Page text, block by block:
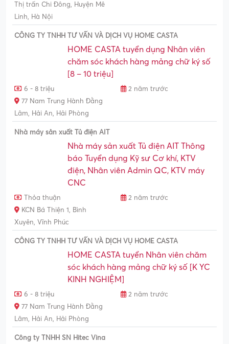
Thị trấn Chi Đông, Huyện Mê
Linh, Hà Nội
CÔNG TY TNHH TƯ VẤN VÀ DỊCH VỤ HOME CASTA
HOME CASTA tuyển dụng Nhân viên
chăm sóc khách hàng mảng chữ ký số
[8 – 10 triệu]
6 - 8 triệu
2 năm trước
77 Nam Trung Hành Đằng
Lâm, Hải An, Hải Phòng
Nhà máy sản xuất Tủ điện AIT
Nhà máy sản xuất Tủ điện AIT Thông
báo Tuyển dụng Kỹ sư Cơ khí, KTV
điện, Nhân viên Admin QC, KTV máy
CNC
Thỏa thuận
2 năm trước
KCN Bá Thiện 1, Bình
Xuyên, Vĩnh Phúc
CÔNG TY TNHH TƯ VẤN VÀ DỊCH VỤ HOME CASTA
HOME CASTA tuyển Nhân viên chăm
sóc khách hàng mảng chữ ký số [K YC
KINH NGHIỆM]
6 - 8 triệu
2 năm trước
77 Nam Trung Hành Đằng
Lâm, Hải An, Hải Phòng
Công ty TNHH SN Hitec Vina